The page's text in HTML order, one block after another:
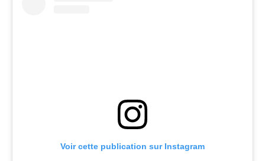
Voir cette publication sur Instagram